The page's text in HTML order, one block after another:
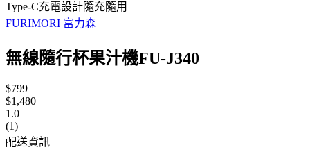
Type-C充電設計隨充隨用
FURIMORI 富力森
無線隨行杯果汁機FU-J340
$799
$1,480
1.0
(1)
配送資訊